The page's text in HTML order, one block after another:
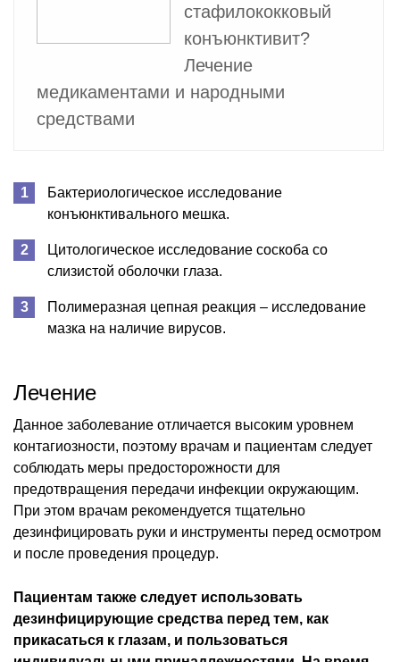
стафилококковый
конъюнктивит?
Лечение
медикаментами и народными
средствами
Бактериологическое исследование
конъюнктивального мешка.
Цитологическое исследование соскоба со
слизистой оболочки глаза.
Полимеразная цепная реакция – исследование
мазка на наличие вирусов.
Лечение
Данное заболевание отличается высоким уровнем
контагиозности, поэтому врачам и пациентам следует
соблюдать меры предосторожности для
предотвращения передачи инфекции окружающим.
При этом врачам рекомендуется тщательно
дезинфицировать руки и инструменты перед осмотром
и после проведения процедур.
Пациентам также следует использовать
дезинфицирующие средства перед тем, как
прикасаться к глазам, и пользоваться